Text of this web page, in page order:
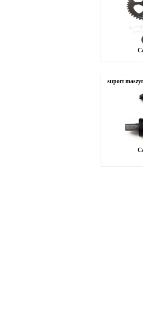
suport